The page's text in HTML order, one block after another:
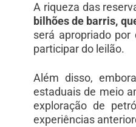
A riqueza das
bilhões de barris,
será apropriado
participar do leilão.
Além disso,
estaduais de meio
exploração de
experiências